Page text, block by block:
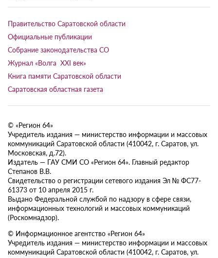
Правительство Саратовской области
Официальные публикации
Собрание законодательства СО
Журнал «Волга XXI век»
Книга памяти Саратовской области
Саратовская областная газета
© «Регион 64»
Учредитель издания — министерство информации и массовых
коммуникаций Саратовской области (410042, г. Саратов, ул.
Московская, д.72).
Издатель — ГАУ СМИ СО «Регион 64». Главный редактор
Степанов В.В.
Свидетельство о регистрации сетевого издания Эл № ФС77-
61373 от 10 апреля 2015 г.
Выдано Федеральной службой по надзору в сфере связи,
информационных технологий и массовых коммуникаций
(Роскомнадзор).
© Информационное агентство «Регион 64»
Учредитель издания — министерство информации и массовых
коммуникаций Саратовской области (410042, г. Саратов, ул.